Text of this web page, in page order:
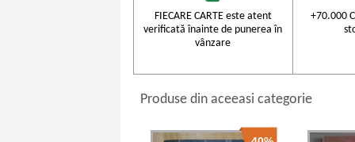
FIECARE CARTE este atent
verificată înainte de punerea în
vânzare
+70.000
Produse din aceeasi categorie